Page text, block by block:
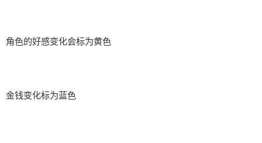
角色的好感变化会标为黄色
金钱变化标为蓝色